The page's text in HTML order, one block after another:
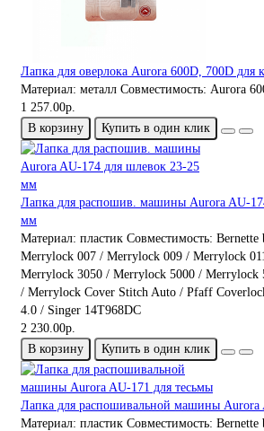
Лапка для оверлока Aurora 600D, 700D для
Материал: металл Совместимость: Aurora
1 257.00р.
В корзину
Купить в один клик
Лапка для распошив. машины Aurora AU-
мм
Материал: пластик Совместимость: Bernette
Merrylock 007 / Merrylock 009 / Merrylock
Merrylock 3050 / Merrylock 5000 / Merrylock
/ Merrylock Cover Stitch Auto / Pfaff
4.0 / Singer 14T968DC
2 230.00р.
В корзину
Купить в один клик
Лапка для распошивальной машины Aurora
Материал: пластик Совместимость: Bernette